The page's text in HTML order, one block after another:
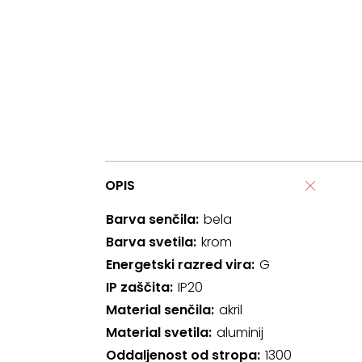
OPIS
Barva senčila bela
Barva svetila krom
Energetski razred vira G
IP zaščita IP20
Material senčila akril
Material svetila aluminij
Oddaljenost od stropa 1300